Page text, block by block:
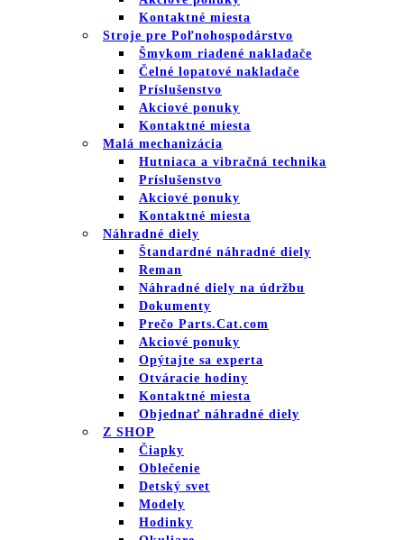
Kontaktné miesta
Stroje pre Poľnohospodárstvo
Šmykom riadené nakladače
Čelné lopatové nakladače
Príslušenstvo
Akciové ponuky
Kontaktné miesta
Malá mechanizácia
Hutniaca a vibračná technika
Príslušenstvo
Akciové ponuky
Kontaktné miesta
Náhradné diely
Štandardné náhradné diely
Reman
Náhradné diely na údržbu
Dokumenty
Prečo Parts.Cat.com
Akciové ponuky
Opýtajte sa experta
Otváracie hodiny
Kontaktné miesta
Objednať náhradné diely
Z SHOP
Čiapky
Oblečenie
Detský svet
Modely
Hodinky